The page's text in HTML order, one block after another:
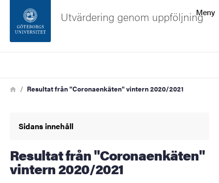
Sidfoten
Meny
Utvärdering genom uppföljning
Länkstig
HemResultat från "Coronaenkäten" vintern 2020/2021
Sidans innehåll
Resultat från "Coronaenkäten"
vintern 2020/2021